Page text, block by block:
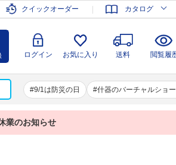
クイックオーダー カタログ
ログイン お気に入り 送料 閲覧履
9/1は防災の日 什器のバーチャルショ
会員登録 ログイン お気に入り 送料 閲覧
業のお知らせ